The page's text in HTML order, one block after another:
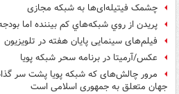
چشمک فیتیله‌ای‌ها به شبکه مجازی
پريدن از روي شبكه‌هاي کم بيننده اما
فیلم‌های سینمایی پایان هفته در تلویزیون
عکس/آرمیتا در برنامه سحر شبکه پویا
مرور چالش‌های که شبکه پویا پشت سر
جهان متعلق به جمهوری اسلامی است